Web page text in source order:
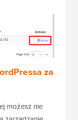
podejrzane
do Twojej
jeden z